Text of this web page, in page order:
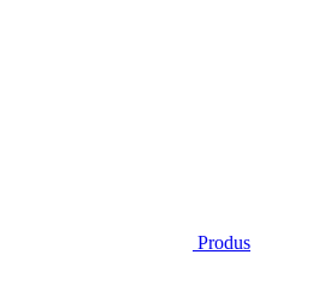
Produs